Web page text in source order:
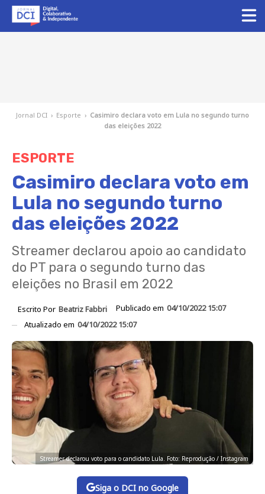
Jornal DCI › Esporte › Casimiro declara voto em Lula no segundo turno
das eleições 2022
ESPORTE
Casimiro declara voto em
Lula no segundo turno
das eleições 2022
Streamer declarou apoio ao candidato
do PT para o segundo turno das
eleições no Brasil em 2022
Escrito Por Beatriz Fabbri Publicado em 04/10/2022 15:07
Atualizado em 04/10/2022 15:07
Streamer declarou voto para o candidato Lula. Foto: Reprodução / Instagram
Siga o DCI no Google